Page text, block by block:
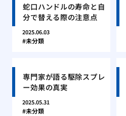
蛇口ハンドルの寿命と自
分で替える際の注意点
2025.06.03
未分類
専門家が語る駆除スプレ
ー効果の真実
2025.05.31
未分類